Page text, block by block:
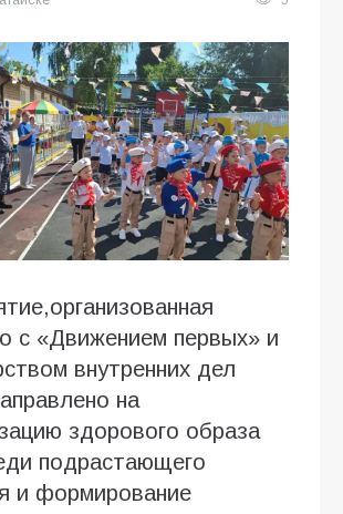
с «Движением первых» и
внутренних дел
на
здорового образа
подрастающего
и формирование